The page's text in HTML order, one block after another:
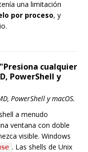
una limitación
por proceso, y
cualquier
PowerShell y
PowerShell y macOS.
a menudo
ventana con doble
visible. Windows
. Las shells de Unix